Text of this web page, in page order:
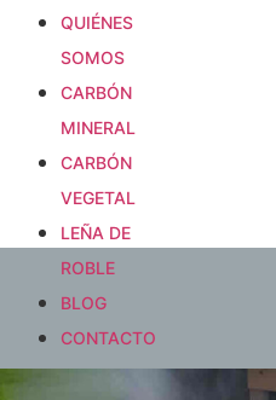
QUIÉNES
SOMOS
CARBÓN
MINERAL
CARBÓN
VEGETAL
LEÑA DE
ROBLE
BLOG
CONTACTO